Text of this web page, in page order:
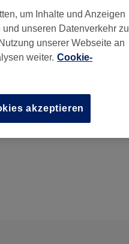
um Inhalte und Anzeigen
unseren Datenverkehr zu
unserer Webseite an
weiter. Cookie-
akzeptieren